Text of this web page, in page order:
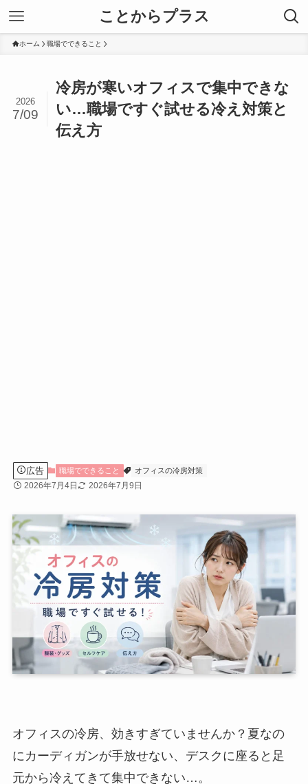
ことからプラス
ホーム 職場でできること
冷房が寒いオフィスで集中できな
い…職場ですぐ試せる冷え対策と
伝え方
2026
7/09
広告 職場でできること オフィスの冷房対策
2026年7月4日 2026年7月9日
オフィスの冷房、効きすぎていませんか？夏なの
にカーディガンが手放せない、デスクに座ると足
元から冷えてきて集中できない…。